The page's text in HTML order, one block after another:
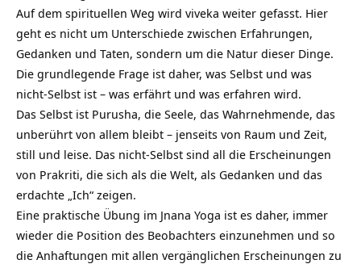
Auf dem spirituellen Weg wird viveka weiter gefasst. Hier
geht es nicht um Unterschiede zwischen Erfahrungen,
Gedanken und Taten, sondern um die Natur dieser Dinge.
Die grundlegende Frage ist daher, was Selbst und was
nicht-Selbst ist – was erfährt und was erfahren wird.
Das Selbst ist Purusha, die Seele, das Wahrnehmende, das
unberührt von allem bleibt – jenseits von Raum und Zeit,
still und leise. Das nicht-Selbst sind all die Erscheinungen
von Prakriti, die sich als die Welt, als Gedanken und das
erdachte „Ich“ zeigen.
Eine praktische Übung im Jnana Yoga ist es daher, immer
wieder die Position des Beobachters einzunehmen und so
die Anhaftungen mit allen vergänglichen Erscheinungen zu